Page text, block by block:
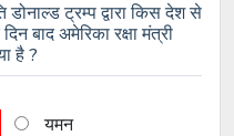
डोनाल्ड ट्रम्प द्वारा किस देश से
बाद अमेरिका रक्षा मंत्री
है ?
यमन